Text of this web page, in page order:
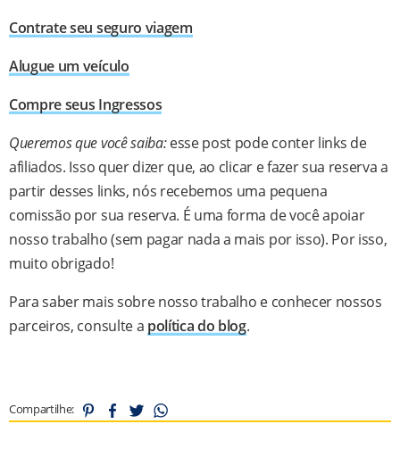
Contrate seu seguro viagem
Alugue um veículo
Compre seus Ingressos
Queremos que você saiba:esse post pode conter links de
afiliados. Isso quer dizer que, ao clicar e fazer sua reserva a
partir desses links, nós recebemos uma pequena
comissão por sua reserva. É uma forma de você apoiar
nosso trabalho (sem pagar nada a mais por isso). Por isso,
muito obrigado!
Para saber mais sobre nosso trabalho e conhecer nossos
parceiros, consulte a política do blog.
Compartilhe: